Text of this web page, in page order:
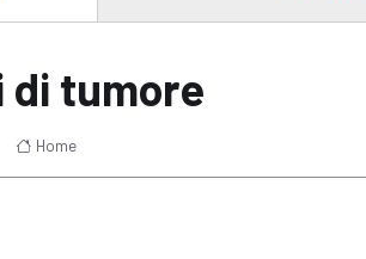
di tumore
Home